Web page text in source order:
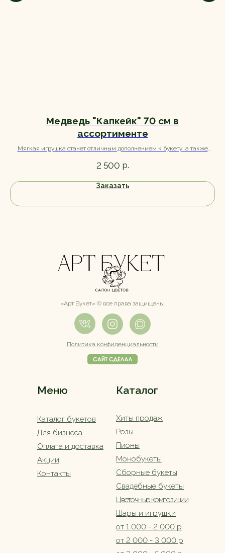
Медведь "Капкейк" 70 см в
ассортименте
Мягкая игрушка станет отличным дополнением к букету, а также
2 500 р.
Заказать
Меню Каталог
Каталог букетов
Политика конфиденциальности
Оплата и доставка
Сборные букеты
Свадебные букеты
«Арт Букет» ©️ все права защищены.
Для бизнеса
Хиты продаж
Монобукеты
Цветочные композиции
Акции
Контакты
Шары и игрушки
от 1 000 - 2 000 р
от 2 000 - 3 000 р
Розы
Пионы